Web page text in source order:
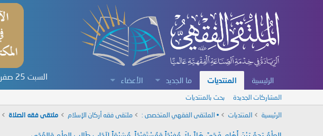
الرئيسية المنتديات ما الجديد الأعضاء السبت 25 صفر 1448هـ & 8 أغسطس 2026م
المشاركات الجديدة بحث بالمنتديات
الرئيسية المنتديات • الملتقى الفقهي المتخصص : ملتقى فقه أركان الإسلام ملتقى فقه الصلاة